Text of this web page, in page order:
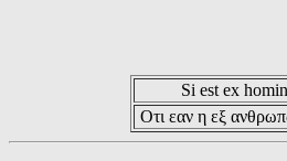
Si est ex
Οτι εαν η εξ